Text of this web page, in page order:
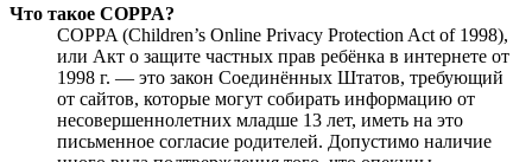
Что такое COPPA?
COPPA (Children’s Online Privacy Protection Act of 1998),
или Акт о защите частных прав ребёнка в интернете от
1998 г. — это закон Соединённых Штатов, требующий
от сайтов, которые могут собирать информацию от
несовершеннолетних младше 13 лет, иметь на это
письменное согласие родителей. Допустимо наличие